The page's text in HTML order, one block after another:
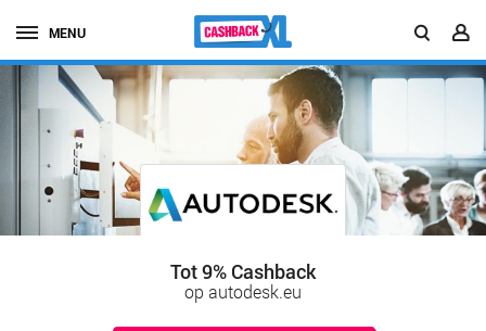
MENU
Tot 9% Cashback
op autodesk.eu